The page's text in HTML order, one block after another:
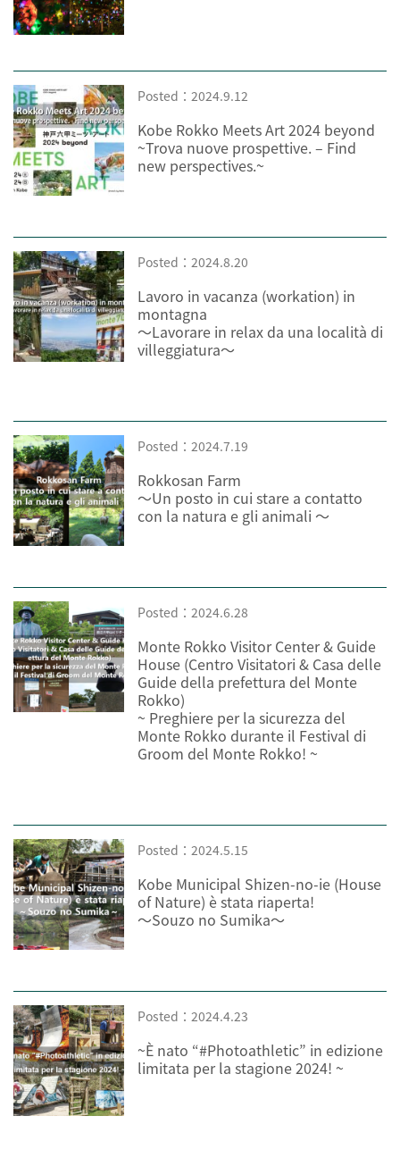
Posted：2024.9.12
Kobe Rokko Meets Art 2024 beyond
~Trova nuove prospettive. – Find
new perspectives.~
Posted：2024.8.20
Lavoro in vacanza (workation) in
montagna
～Lavorare in relax da una località di
villeggiatura～
Posted：2024.7.19
Rokkosan Farm
〜Un posto in cui stare a contatto
con la natura e gli animali 〜
Posted：2024.6.28
Monte Rokko Visitor Center & Guide
House (Centro Visitatori & Casa delle
Guide della prefettura del Monte
Rokko)
~ Preghiere per la sicurezza del
Monte Rokko durante il Festival di
Groom del Monte Rokko! ~
Posted：2024.5.15
Kobe Municipal Shizen-no-ie (House
of Nature) è stata riaperta!
～Souzo no Sumika～
Posted：2024.4.23
~È nato “#Photoathletic” in edizione
limitata per la stagione 2024! ~